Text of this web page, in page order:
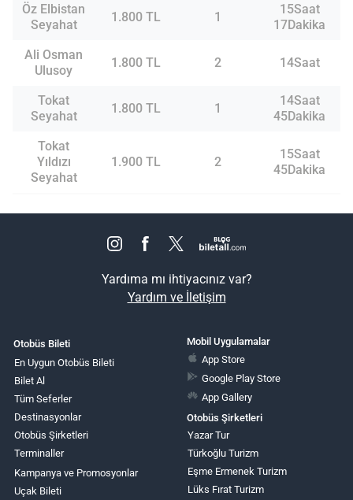
Öz Elbistan
Seyahat
1.800 TL 1
15Saat
17Dakika
Ali Osman
Ulusoy
1.800 TL 2 14Saat
Tokat
Seyahat
1.800 TL 1
14Saat
45Dakika
Tokat
Yıldızı
Seyahat
1.900 TL 2
15Saat
45Dakika
Yardıma mı ihtiyacınız var?
Yardım ve İletişim
Otobüs Bileti
En Uygun Otobüs Bileti
Bilet Al
Tüm Seferler
Destinasyonlar
Otobüs Şirketleri
Terminaller
Kampanya ve Promosyonlar
Uçak Bileti
Mobil Uygulamalar
App Store
Google Play Store
App Gallery
Otobüs Şirketleri
Yazar Tur
Türkoğlu Turizm
Eşme Ermenek Turizm
Lüks Fırat Turizm